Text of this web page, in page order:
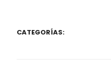
CATEGORÍAS: